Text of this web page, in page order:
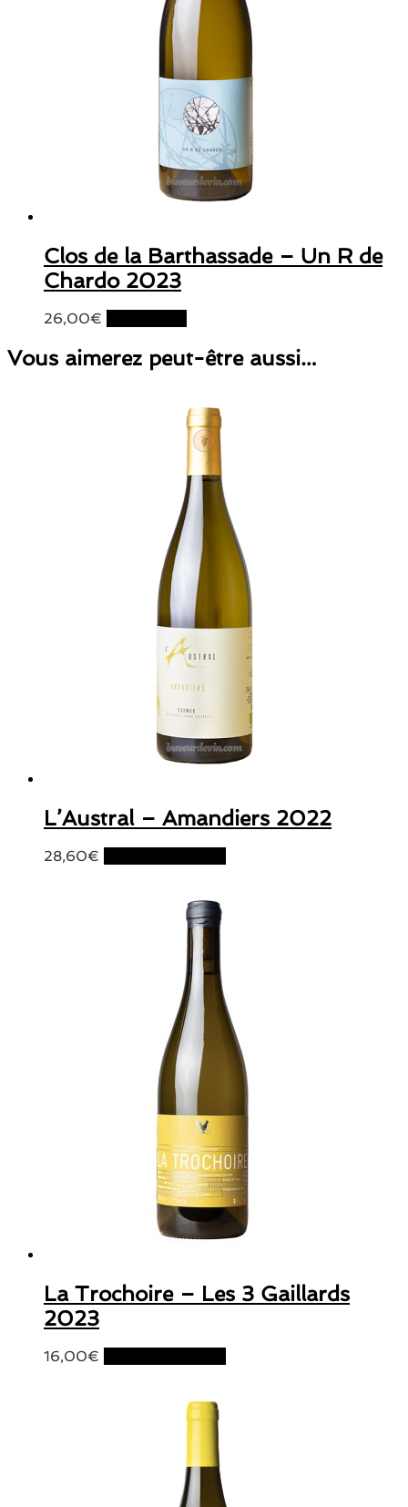
Clos de la Barthassade – Un R de
Chardo 2023
26,00€
Vous aimerez peut-être aussi…
L’Austral – Amandiers 2022
28,60€
La Trochoire – Les 3 Gaillards
2023
16,00€